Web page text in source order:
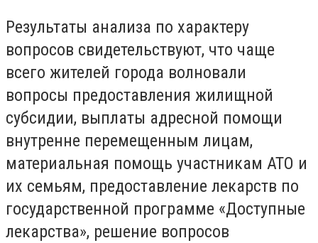
Результаты анализа по характеру
вопросов свидетельствуют, что чаще
всего жителей города волновали
вопросы предоставления жилищной
субсидии, выплаты адресной помощи
внутренне перемещенным лицам,
материальная помощь участникам АТО и
их семьям, предоставление лекарств по
государственной программе «Доступные
лекарства», решение вопросов